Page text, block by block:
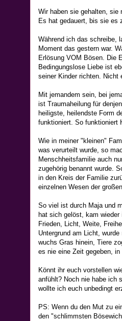
Wir haben sie gehalten, sie
Es hat gedauert, bis sie es
Während ich das schreibe,
Moment das gestern war.
Erlösung VOM Bösen. Die
Bedingungslose Liebe ist
seiner Kinder richten. Nicht
Mit jemandem sein, bei
ist Traumaheilung für
heiligste, heilendste Form
funktioniert. So funktioniert
Wie in meiner "kleinen"
was verurteilt wurde, so
Menschheitsfamilie auch
zugehörig benannt wurde.
in den Kreis der Familie
einzelnen Wesen der
So viel ist durch Maja und
hat sich gelöst, kam
Frieden, Licht, Weite,
Untergrund am Licht,
wuchs Gras hinein, Tiere
es nie eine Zeit gegeben, in
Könnt ihr euch vorstellen
anfühlt? Noch nie habe ich
wollte ich euch unbedingt
PS: Wenn du den Mut zu
den "schlimmsten